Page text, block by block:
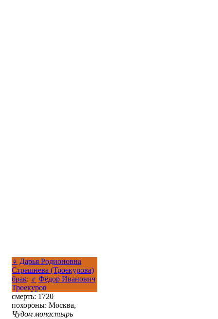
♀ Дарья Родионовна
Стрешнева (Троекурова)
брак: ♂ Фёдор Иванович
Троекуров
смерть: 1720
похороны: Москва,
Чудом монастырь